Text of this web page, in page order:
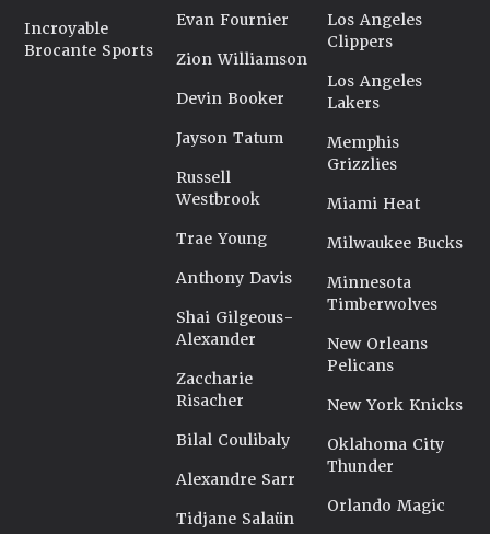
Incroyable
Brocante Sports
Evan Fournier
Zion Williamson
Devin Booker
Jayson Tatum
Russell
Westbrook
Trae Young
Anthony Davis
Shai Gilgeous-
Alexander
Zaccharie
Risacher
Bilal Coulibaly
Alexandre Sarr
Tidjane Salaün
Los Angeles
Clippers
Los Angeles
Lakers
Memphis
Grizzlies
Miami Heat
Milwaukee Bucks
Minnesota
Timberwolves
New Orleans
Pelicans
New York Knicks
Oklahoma City
Thunder
Orlando Magic